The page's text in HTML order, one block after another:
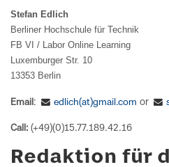
Stefan Edlich
Berliner Hochschule für Technik
FB VI / Labor Online Learning
Luxemburger Str. 10
13353 Berlin
Email : edlich(at)gmail.com or
Call: (+49)(0)15.77.189.42.16
Redaktion für